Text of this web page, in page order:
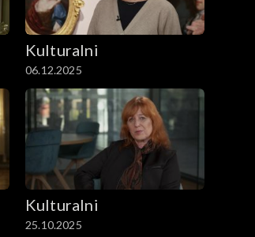
Kulturalni
06.12.2025
Kulturalni
25.10.2025